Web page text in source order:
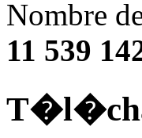
Nombre
11 539